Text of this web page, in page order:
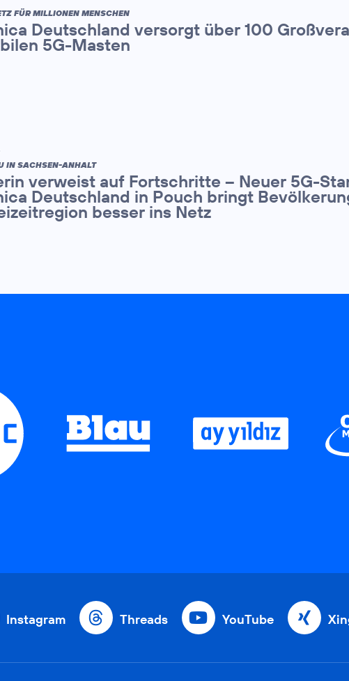
FÜR MILLIONEN MENSCHEN
Deutschland versorgt über 100
5G-Masten
IN SACHSEN-ANHALT
verweist auf Fortschritte – Neuer 5G-
Deutschland in Pouch bringt
besser ins Netz
Instagram Threads YouTube